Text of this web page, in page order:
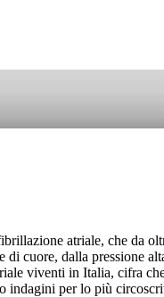
atriale, che da
cuore, dalla pressione
viventi in Italia, cifra
indagini per lo più